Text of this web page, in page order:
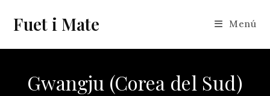
contingut
Fuet i Mate Menú
Gwangju (Corea del Sud)